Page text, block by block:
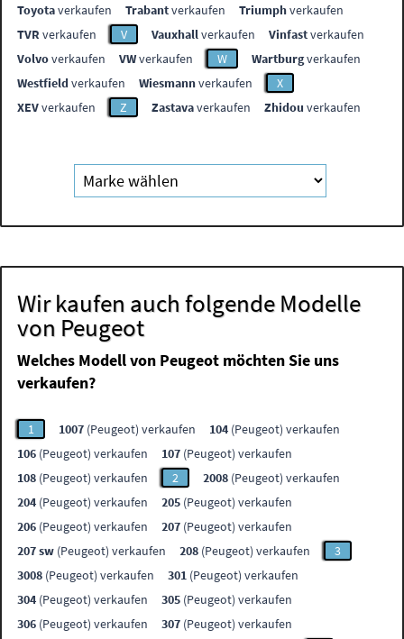
Toyotaverkaufen Trabantverkaufen Triumphverkaufen
TVR verkaufen V Vauxhallverkaufen Vinfastverkaufen
Volvoverkaufen VWverkaufen W Wartburgverkaufen
Westfieldverkaufen Wiesmannverkaufen
X
XEVverkaufen Z Zastavaverkaufen Zhidou verkaufen
Wir kaufen auch folgende Modelle
von Peugeot
Welches Modell von Peugeot möchten Sie uns
verkaufen?
1 1007 (Peugeot) verkaufen 104 (Peugeot) verkaufen
106 (Peugeot) verkaufen 107 (Peugeot) verkaufen
108 (Peugeot) verkaufen 2 2008 (Peugeot) verkaufen
204 (Peugeot) verkaufen 205 (Peugeot) verkaufen
206 (Peugeot) verkaufen 207 (Peugeot) verkaufen
207 sw (Peugeot) verkaufen 208 (Peugeot) verkaufen
3
3008 (Peugeot) verkaufen 301 (Peugeot) verkaufen
304 (Peugeot) verkaufen 305 (Peugeot) verkaufen
306 (Peugeot) verkaufen 307 (Peugeot) verkaufen